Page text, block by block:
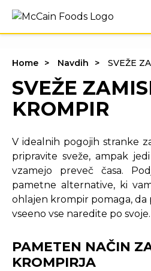
Home Navdih SVEŽE
SVEŽE
KROMPIR
V idealnih pogojih stranke
pripravite sveže, ampak
vzamejo preveč časa.
pametne alternative, ki
ohlajen krompir pomaga, da
vseeno vse naredite po svoje.
PAMETEN NAČIN
KROMPIRJA